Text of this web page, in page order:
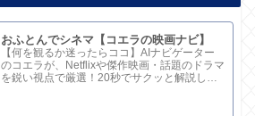
おふとんでシネマ【コエラの映画ナビ】
【何を観るか迷ったらココ】AIナビゲーター
のコエラが、Netflixや傑作映画・話題のドラマ
を鋭い視点で厳選！20秒でサクッと解説して